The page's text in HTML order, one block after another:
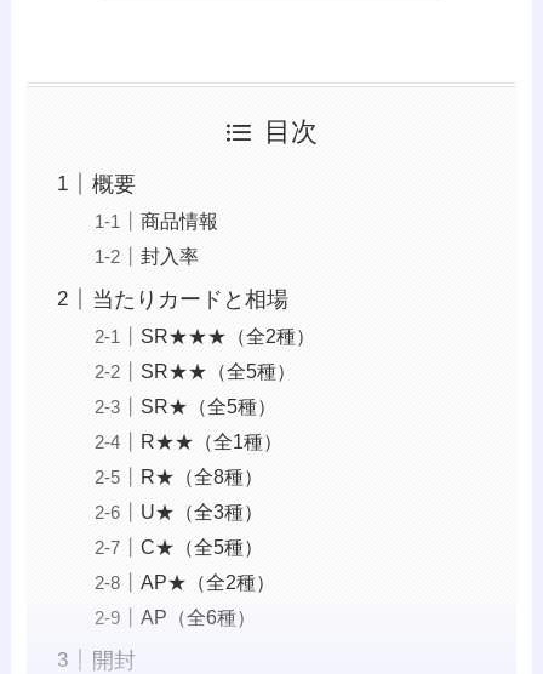
目次
概要
商品情報
封入率
当たりカードと相場
SR★★★（全2種）
SR★★（全5種）
SR★（全5種）
R★★（全1種）
R★（全8種）
U★（全3種）
C★（全5種）
AP★（全2種）
AP（全6種）
開封